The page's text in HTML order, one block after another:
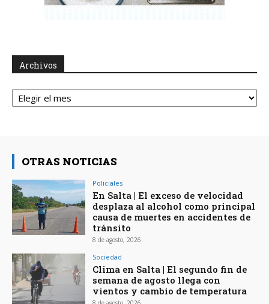
Archivos
Archivos
OTRAS NOTICIAS
Policiales
En Salta | El exceso de velocidad
desplaza al alcohol como principal
causa de muertes en accidentes de
tránsito
8 de agosto, 2026
Sociedad
Clima en Salta | El segundo fin de
semana de agosto llega con
vientos y cambio de temperatura